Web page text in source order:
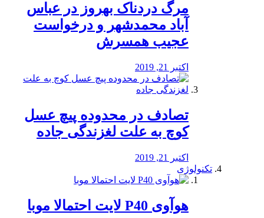
مرگ دردناک بهروز در عباس
آباد محمدشهر و درخواست
عجیب همسرش
اکتبر 21, 2019
تصادف در محدوده پیچ عسل
کوچ به علت لغزندگی جاده
اکتبر 21, 2019
تکنولوژی
هوآوی P40 لایت احتمالا موبا